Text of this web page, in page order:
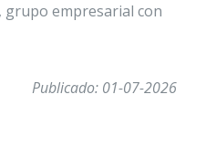
grupo empresarial con
Publicado: 01-07-2026